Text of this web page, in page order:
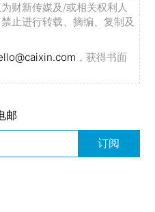
财新传媒及/或相关权利人
止进行转载、摘编、复制及
，获得书面
邮
订阅